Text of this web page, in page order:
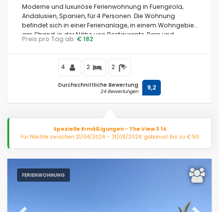
Moderne und luxuriöse Ferienwohnung in Fuengirola,
Andalusien, Spanien, für 4 Personen. Die Wohnung
befindet sich in einer Ferienanlage, in einem Wohngebiet
am Strand, in der Nähe von Restaurants, Bars und
Supermärkten, und ist 500 Meter vom Bikini Beach
Preis pro Tag ab: € 182
4 2 2
Durchschnittliche Bewertung
24 Bewertungen 9,2
Spezielle Ermäßigungen - The View 3 1A
Für Nächte zwischen 21/04/2026 - 31/08/2026: gobonus! bis zu € 50.
FERIENWOHNUNG